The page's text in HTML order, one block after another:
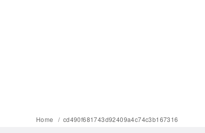
Home cd490f681743d92409a4c74c3b167316